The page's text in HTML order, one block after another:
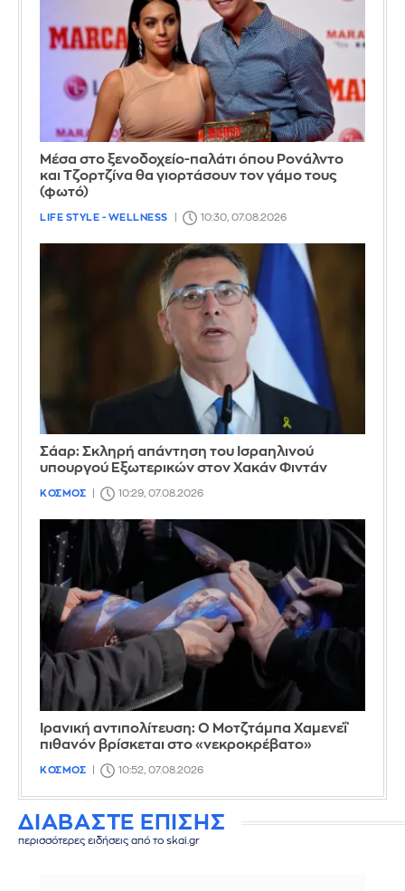
Μέσα στο ξενοδοχείο-παλάτι όπου Ρονάλντο
και Τζορτζίνα θα γιορτάσουν τον γάμο τους
(φωτό)
LIFE STYLE - WELLNESS 10:30, 07.08.2026
Σάαρ: Σκληρή απάντηση του Ισραηλινού
υπουργού Εξωτερικών στον Χακάν Φιντάν
ΚΟΣΜΟΣ 10:29, 07.08.2026
Ιρανική αντιπολίτευση: Ο Μοτζτάμπα Χαμενεΐ
πιθανόν βρίσκεται στο «νεκροκρέβατο»
ΚΟΣΜΟΣ 10:52, 07.08.2026
ΔΙΑΒΑΣΤΕ ΕΠΙΣΗΣ
περισσότερες ειδήσεις από το skai.gr